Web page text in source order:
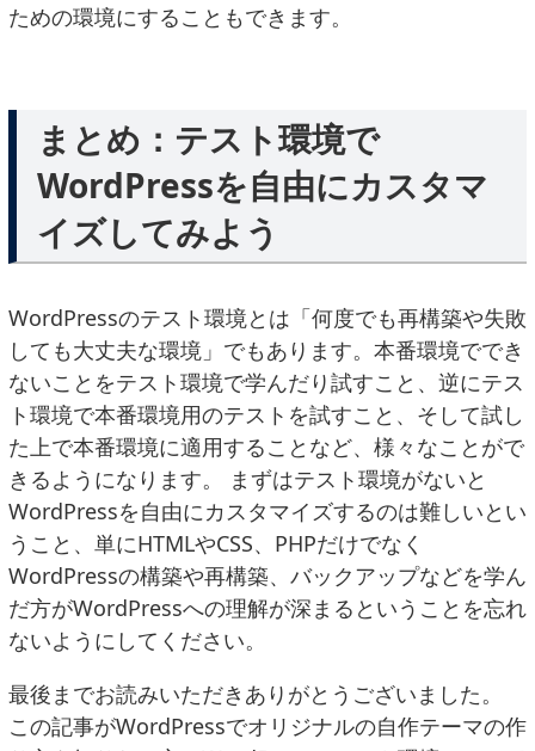
ための環境にすることもできます。
まとめ：テスト環境で
WordPressを自由にカスタマ
イズしてみよう
WordPressのテスト環境とは「何度でも再構築や失敗
しても大丈夫な環境」でもあります。本番環境ででき
ないことをテスト環境で学んだり試すこと、逆にテス
ト環境で本番環境用のテストを試すこと、そして試し
た上で本番環境に適用することなど、様々なことがで
きるようになります。 まずはテスト環境がないと
WordPressを自由にカスタマイズするのは難しいとい
うこと、単にHTMLやCSS、PHPだけでなく
WordPressの構築や再構築、バックアップなどを学ん
だ方がWordPressへの理解が深まるということを忘れ
ないようにしてください。
最後までお読みいただきありがとうございました。
この記事がWordPressでオリジナルの自作テーマの作